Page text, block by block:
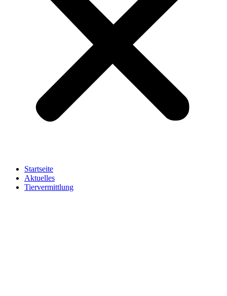
Startseite
Aktuelles
Tiervermittlung